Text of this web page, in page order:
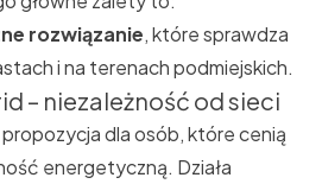
rozwiązanie, które sprawdza
i na terenach podmiejskich.
– niezależność od sieci
dla osób, które cenią
energetyczną. Działa